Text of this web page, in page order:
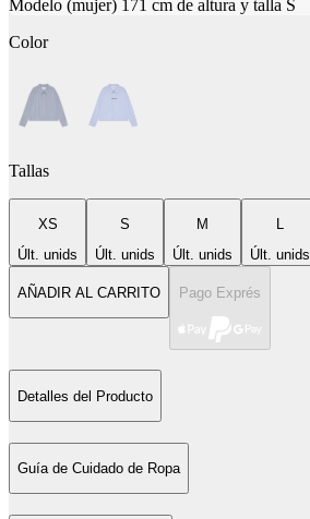
Modelo (mujer) 171 cm de altura y talla S
Color
Tallas
XS
Últ. unids
S
Últ. unids
M
Últ. unids
L
Últ. unids
AÑADIR AL CARRITO Pago Exprés
Detalles del Producto
Guía de Cuidado de Ropa